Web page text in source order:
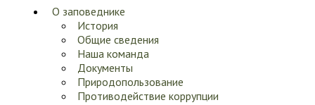
О заповеднике
История
Общие сведения
Наша команда
Документы
Природопользование
Противодействие коррупции